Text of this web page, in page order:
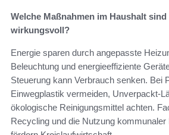
Welche Maßnahmen im Haushalt
wirkungsvoll?
Energie sparen durch angepasste
Beleuchtung und energieeffiziente
Steuerung kann Verbrauch senken. Bei
Einwegplastik vermeiden, Unverpackt-
ökologische Reinigungsmittel achten.
Recycling und die Nutzung